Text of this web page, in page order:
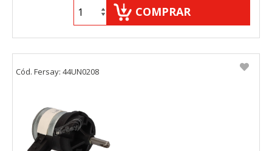
COMPRAR
Cód. Fersay: 44UN0208